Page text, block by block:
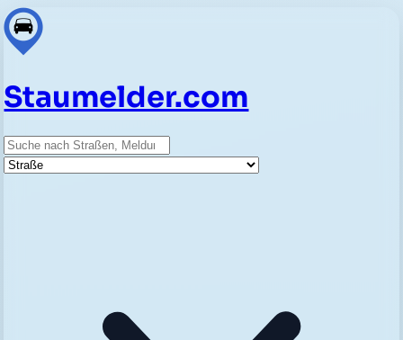
Staumelder.com
Suche
Straße